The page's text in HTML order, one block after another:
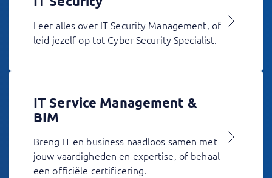
Leer alles over IT Security Management, of
leid jezelf op tot Cyber Security Specialist.
IT Service Management &
BIM
Breng IT en business naadloos samen met
jouw vaardigheden en expertise, of behaal
een officiële certificering.